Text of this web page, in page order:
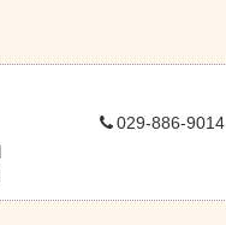
029-886-9014